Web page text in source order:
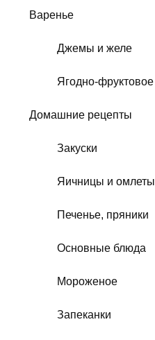
Варенье
Джемы и желе
Ягодно-фруктовое
Домашние рецепты
Закуски
Яичницы и омлеты
Печенье, пряники
Основные блюда
Мороженое
Запеканки